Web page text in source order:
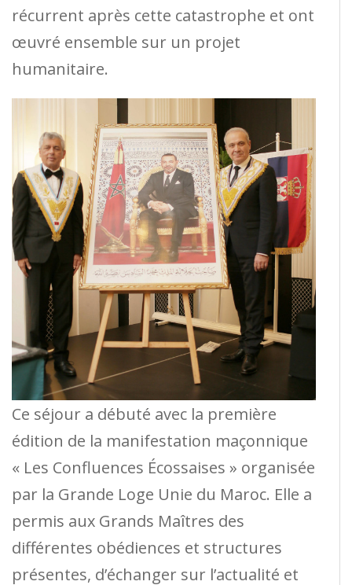
récurrent après cette catastrophe et ont
œuvré ensemble sur un projet
humanitaire.
Ce séjour a débuté avec la première
édition de la manifestation maçonnique
« Les Confluences Écossaises » organisée
par la Grande Loge Unie du Maroc. Elle a
permis aux Grands Maîtres des
différentes obédiences et structures
présentes, d’échanger sur l’actualité et